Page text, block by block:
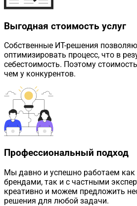
Выгодная стоимость услуг
Собственные ИТ-решения
оптимизировать процесс, что в
себестоимость. Поэтому
чем у конкурентов.
Профессиональный подход
Мы давно и успешно работаем
брендами, так и с частными
креативно и можем предложить
решения для любой задачи.